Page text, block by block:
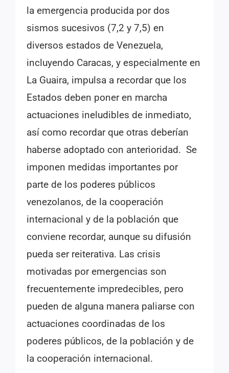
la emergencia producida por dos
sismos sucesivos (7,2 y 7,5) en
diversos estados de Venezuela,
incluyendo Caracas, y especialmente en
La Guaira, impulsa a recordar que los
Estados deben poner en marcha
actuaciones ineludibles de inmediato,
así como recordar que otras deberían
haberse adoptado con anterioridad. Se
imponen medidas importantes por
parte de los poderes públicos
venezolanos, de la cooperación
internacional y de la población que
conviene recordar, aunque su difusión
pueda ser reiterativa. Las crisis
motivadas por emergencias son
frecuentemente impredecibles, pero
pueden de alguna manera paliarse con
actuaciones coordinadas de los
poderes públicos, de la población y de
la cooperación internacional.